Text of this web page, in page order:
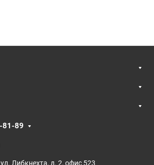
81-89
Либкнехта, д. 2, офис 523